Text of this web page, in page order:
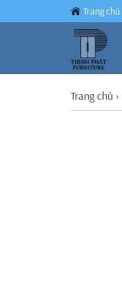
Trang chủ
Trang chủ ›